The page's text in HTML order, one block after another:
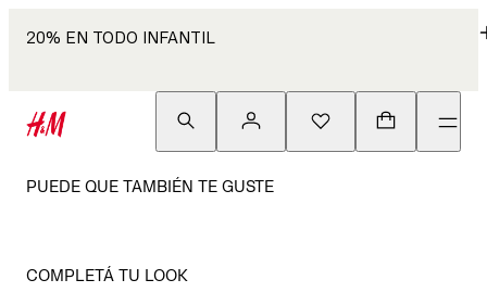
20% EN TODO INFANTIL
PUEDE QUE TAMBIÉN TE GUSTE
COMPLETÁ TU LOOK